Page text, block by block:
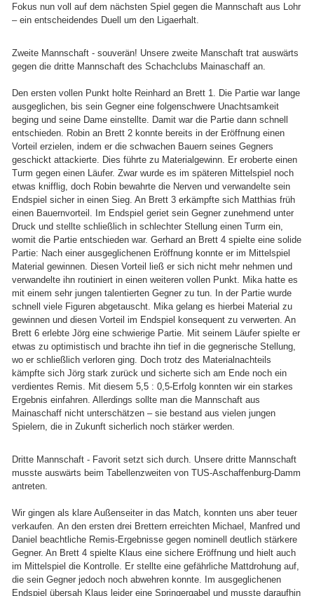
Fokus nun voll auf dem nächsten Spiel gegen die Mannschaft aus Lohr
– ein entscheidendes Duell um den Ligaerhalt.
Zweite Mannschaft - souverän! Unsere zweite Manschaft trat auswärts
gegen die dritte Mannschaft des Schachclubs Mainaschaff an.
Den ersten vollen Punkt holte Reinhard an Brett 1. Die Partie war lange
ausgeglichen, bis sein Gegner eine folgenschwere Unachtsamkeit
beging und seine Dame einstellte. Damit war die Partie dann schnell
entschieden. Robin an Brett 2 konnte bereits in der Eröffnung einen
Vorteil erzielen, indem er die schwachen Bauern seines Gegners
geschickt attackierte. Dies führte zu Materialgewinn. Er eroberte einen
Turm gegen einen Läufer. Zwar wurde es im späteren Mittelspiel noch
etwas knifflig, doch Robin bewahrte die Nerven und verwandelte sein
Endspiel sicher in einen Sieg. An Brett 3 erkämpfte sich Matthias früh
einen Bauernvorteil. Im Endspiel geriet sein Gegner zunehmend unter
Druck und stellte schließlich in schlechter Stellung einen Turm ein,
womit die Partie entschieden war. Gerhard an Brett 4 spielte eine solide
Partie: Nach einer ausgeglichenen Eröffnung konnte er im Mittelspiel
Material gewinnen. Diesen Vorteil ließ er sich nicht mehr nehmen und
verwandelte ihn routiniert in einen weiteren vollen Punkt. Mika hatte es
mit einem sehr jungen talentierten Gegner zu tun. In der Partie wurde
schnell viele Figuren abgetauscht. Mika gelang es hierbei Material zu
gewinnen und diesen Vorteil im Endspiel konsequent zu verwerten. An
Brett 6 erlebte Jörg eine schwierige Partie. Mit seinem Läufer spielte er
etwas zu optimistisch und brachte ihn tief in die gegnerische Stellung,
wo er schließlich verloren ging. Doch trotz des Materialnachteils
kämpfte sich Jörg stark zurück und sicherte sich am Ende noch ein
verdientes Remis. Mit diesem 5,5 : 0,5-Erfolg konnten wir ein starkes
Ergebnis einfahren. Allerdings sollte man die Mannschaft aus
Mainaschaff nicht unterschätzen – sie bestand aus vielen jungen
Spielern, die in Zukunft sicherlich noch stärker werden.
Dritte Mannschaft - Favorit setzt sich durch. Unsere dritte Mannschaft
musste auswärts beim Tabellenzweiten von TUS-Aschaffenburg-Damm
antreten.
Wir gingen als klare Außenseiter in das Match, konnten uns aber teuer
verkaufen. An den ersten drei Brettern erreichten Michael, Manfred und
Daniel beachtliche Remis-Ergebnisse gegen nominell deutlich stärkere
Gegner. An Brett 4 spielte Klaus eine sichere Eröffnung und hielt auch
im Mittelspiel die Kontrolle. Er stellte eine gefährliche Mattdrohung auf,
die sein Gegner jedoch noch abwehren konnte. Im ausgeglichenen
Endspiel übersah Klaus leider eine Springergabel und musste daraufhin